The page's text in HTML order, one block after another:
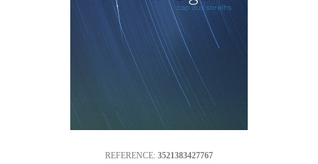
REFERENCE: 3521383427767